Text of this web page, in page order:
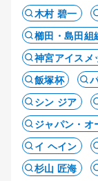
木村 碧一
櫛田・島田組
神宮アイスメ
飯塚杯
シン ジア
ジャパン・オ
イ ヘイン
杉山 匠海